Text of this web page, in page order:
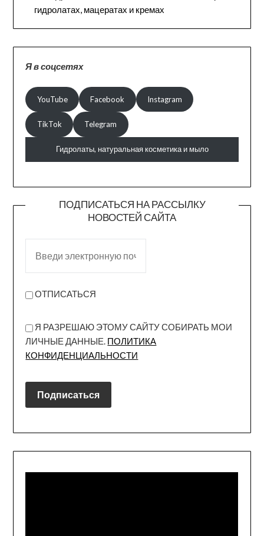
гидролатах, мацератах и кремах
Я в соцсетях
YouTube Facebook Instagram
TikTok Telegram
Гидролаты, натуральная косметика и мыло
ПОДПИСАТЬСЯ НА РАССЫЛКУ
НОВОСТЕЙ САЙТА
ОТПИСАТЬСЯ
Я РАЗРЕШАЮ ЭТОМУ САЙТУ СОБИРАТЬ МОИ
ЛИЧНЫЕ ДАННЫЕ. ПОЛИТИКА
КОНФИДЕНЦИАЛЬНОСТИ